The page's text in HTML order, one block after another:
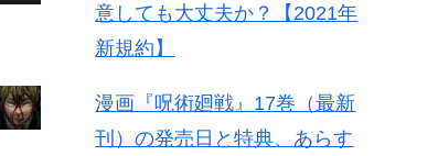
意しても大丈夫か？【2021年
新規約】
漫画『呪術廻戦』17巻（最新
刊）の発売日と特典、あらす